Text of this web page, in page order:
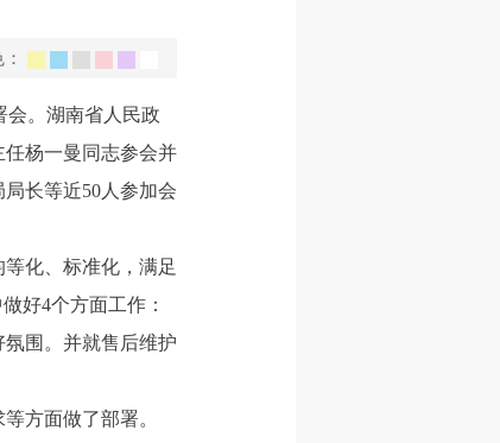
会。湖南省人民政
杨一曼同志参会并
长等近50人参加会
化、标准化，满足
好4个方面工作：
围。并就售后维护
方面做了部署。